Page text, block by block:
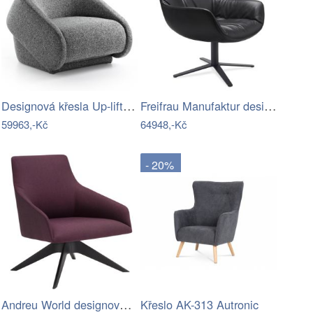
Designová křesla Up-lift Armchair Bed
59963,-Kč
Freifrau Manufaktur designová křesla…
64948,-Kč
Andreu World designová křesla Alya…
- 20%
Křeslo AK-313 Autronic